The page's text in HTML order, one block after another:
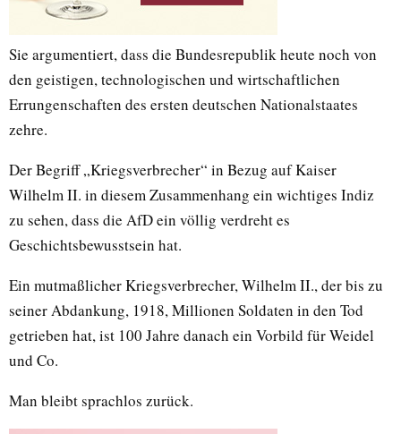
Sie argumentiert, dass die Bundesrepublik heute noch von
den geistigen, technologischen und wirtschaftlichen
Errungenschaften des ersten deutschen Nationalstaates
zehre.
Der Begriff „Kriegsverbrecher“ in Bezug auf Kaiser
Wilhelm II. in diesem Zusammenhang ein wichtiges Indiz
zu sehen, dass die AfD ein völlig verdreht es
Geschichtsbewusstsein hat.
Ein mutmaßlicher Kriegsverbrecher, Wilhelm II., der bis zu
seiner Abdankung, 1918, Millionen Soldaten in den Tod
getrieben hat, ist 100 Jahre danach ein Vorbild für Weidel
und Co.
Man bleibt sprachlos zurück.